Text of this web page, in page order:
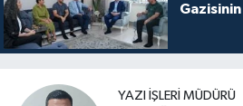
YAZI İŞLERI MÜDÜRÜ